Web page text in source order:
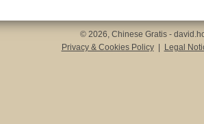
© 2026, Chinese Gratis -
Privacy & Cookies Policy
Legal